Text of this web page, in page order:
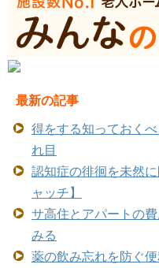
最新の記事
得をする知っておく
れ目
認知症の徘徊を未然
ャッチ】
サ高住とアパートの
みる
薬の飲み忘れを防ぐ